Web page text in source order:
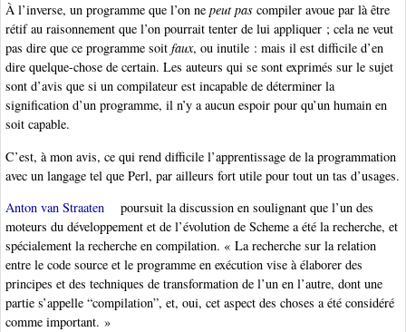
À l’inverse, un programme que l’on ne peut pas compiler avoue par là être
rétif au raisonnement que l’on pourrait tenter de lui appliquer ; cela ne veut
pas dire que ce programme soit faux, ou inutile : mais il est difficile d’en
dire quelque-chose de certain. Les auteurs qui se sont exprimés sur le sujet
sont d’avis que si un compilateur est incapable de déterminer la
signification d’un programme, il n’y a aucun espoir pour qu’un humain en
soit capable.
C’est, à mon avis, ce qui rend difficile l’apprentissage de la programmation
avec un langage tel que Perl, par ailleurs fort utile pour tout un tas d’usages.
Anton van Straaten
poursuit la discussion en soulignant que l’un des
moteurs du développement et de l’évolution de Scheme a été la recherche, et
spécialement la recherche en compilation. « La recherche sur la relation
entre le code source et le programme en exécution vise à élaborer des
principes et des techniques de transformation de l’un en l’autre, dont une
partie s’appelle “compilation”, et, oui, cet aspect des choses a été considéré
comme important. »